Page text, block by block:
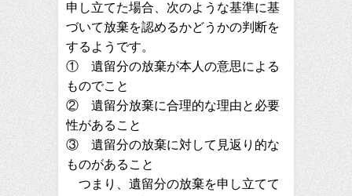
申し立てた場合、次のような基準に基
づいて放棄を認めるかどうかの判断を
するようです。
① 遺留分の放棄が本人の意思による
ものでこと
② 遺留分放棄に合理的な理由と必要
性があること
③ 遺留分の放棄に対して見返り的な
ものがあること
つまり、遺留分の放棄を申し立てて